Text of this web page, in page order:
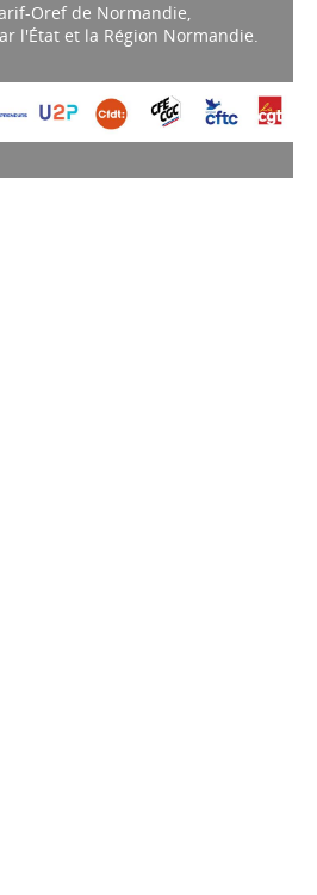
Oref de Normandie,
l'État et la Région Normandie.